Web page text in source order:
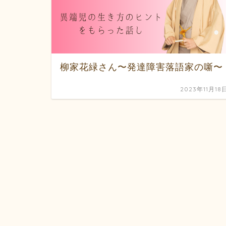
柳家花緑さん〜発達障害落語家の噺〜
2023年11月18